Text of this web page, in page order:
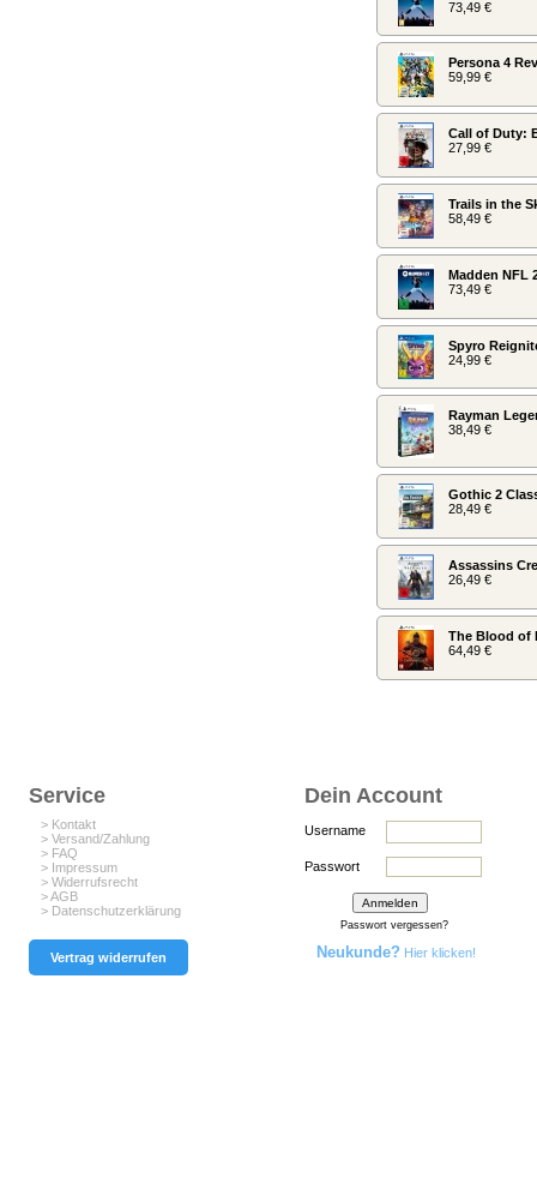
73,49 €
Persona 4
59,99 €
Call of Duty:
27,99 €
Trails in the
58,49 €
Madden NFL
73,49 €
Spyro
24,99 €
Rayman
38,49 €
Gothic 2
28,49 €
Assassins
26,49 €
The Blood of
64,49 €
Service
> Kontakt
> Versand/Zahlung
> FAQ
> Impressum
> Widerrufsrecht
> AGB
> Datenschutzerklärung
Vertrag widerrufen
Dein Account
Username
Passwort
Passwort vergessen?
Neukunde? Hier klicken!